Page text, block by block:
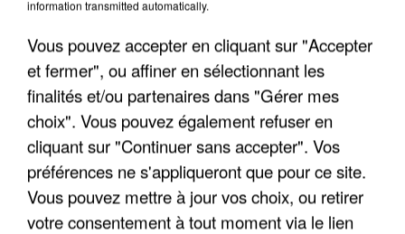
APRÈS TOUTES CES CANICULES, LES REFUGES
DE FAUNE SAUVAGE SONT...
information transmitted automatically.
Vous pouvez accepter en cliquant sur "Accepter
et fermer", ou affiner en sélectionnant les
finalités et/ou partenaires dans "Gérer mes
choix". Vous pouvez également refuser en
cliquant sur "Continuer sans accepter". Vos
préférences ne s'appliqueront que pour ce site.
Vous pouvez mettre à jour vos choix, ou retirer
votre consentement à tout moment via le lien